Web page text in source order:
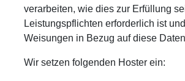
verarbeiten, wie dies zur Erfüllung
Leistungspflichten erforderlich ist
Weisungen in Bezug auf diese
Wir setzen folgenden Hoster ein: